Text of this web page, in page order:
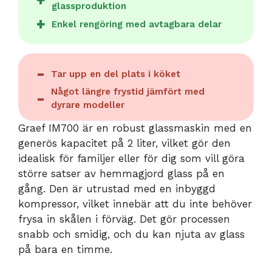
glassproduktion
Enkel rengöring med avtagbara delar
Tar upp en del plats i köket
Något längre frystid jämfört med
dyrare modeller
Graef IM700 är en robust glassmaskin med en
generös kapacitet på 2 liter, vilket gör den
idealisk för familjer eller för dig som vill göra
större satser av hemmagjord glass på en
gång. Den är utrustad med en inbyggd
kompressor, vilket innebär att du inte behöver
frysa in skålen i förväg. Det gör processen
snabb och smidig, och du kan njuta av glass
på bara en timme.